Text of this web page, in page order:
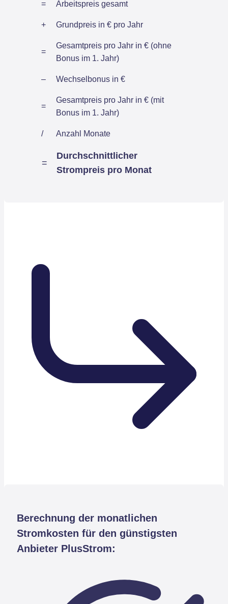
= Arbeitspreis gesamt
+ Grundpreis in € pro Jahr
=
Gesamtpreis pro Jahr in € (ohne
Bonus im 1. Jahr)
– Wechselbonus in €
=
Gesamtpreis pro Jahr in € (mit
Bonus im 1. Jahr)
/ Anzahl Monate
=
Durchschnittlicher
Strompreis pro Monat
Berechnung der monatlichen
Stromkosten für den günstigsten
Anbieter PlusStrom: